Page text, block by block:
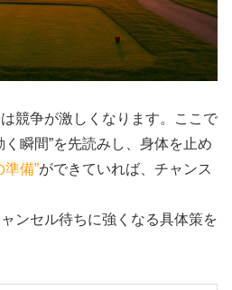
競争が激しくなります。ここで
瞬間”を先読みし、身体を止め
準備”ができていれば、チャンス
ンセル待ちに強くなる具体策を